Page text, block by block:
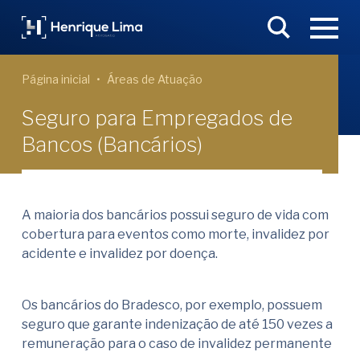
Página inicial Áreas de Atuação
Seguro para Empregados de
Bancos (Bancários)
A maioria dos bancários possui seguro de vida com
cobertura para eventos como morte, invalidez por
acidente e invalidez por doença.
Os bancários do Bradesco, por exemplo, possuem
seguro que garante indenização de até 150 vezes a
remuneração para o caso de invalidez permanente